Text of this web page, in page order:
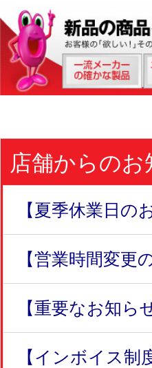
店舗からのお
【夏季休業日の
【営業時間変更
【重要なお知
【インボイス